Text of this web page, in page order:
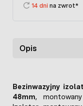
14 dni na zwrot*
Opis
Bezinwazyjny
48mm,